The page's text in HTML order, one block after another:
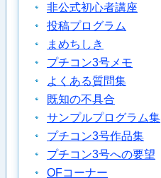
非公式初心者講座
投稿プログラム
まめちしき
プチコン3号メモ
よくある質問集
既知の不具合
サンプルプログラム集
プチコン3号作品集
プチコン3号への要望
OFコーナー